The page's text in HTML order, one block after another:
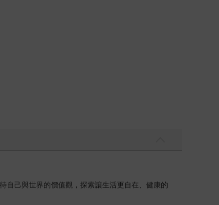
自己與世界的價值觀，探索讓生活更自在、健康的